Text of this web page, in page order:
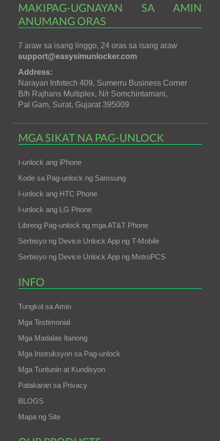
MAKIPAG-UGNAYAN SA AMIN
ANUMANG ORAS
7 araw sa isang linggo, 24 oras sa isang araw
support@easysimunlocker.com
Address:
Narayan Infotech 409, Sumerru Business Corner
B/h Rajhans Multiplex, N/r Somchintamani,
Pal Gam, Surat, Gujarat 395009
MGA SIKAT NA PAG-UNLOCK
I-unlock ang iPhone
Kode sa Pag-unlock ng Samsung
I-unlock ang HTC Phone
I-unlock ang LG Phone
Libreng Pag-unlock ng mga AT&T Phone
Serbisyo ng Device Unlock App ng T-Mobile
Serbisyo ng Device Unlock App ng MetroPCS
INFO
Tungkol sa Amin
Mga Testimonial
Mga Madalas Itanong
Mga Instruksyon sa Pag-unlock
Mga Tuntunin at Kundisyon
Patakaran sa Privacy
BLOGS
Mapa ng Site